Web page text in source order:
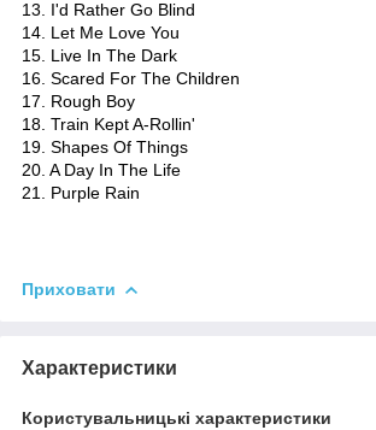
13. I'd Rather Go Blind
14. Let Me Love You
15. Live In The Dark
16. Scared For The Children
17. Rough Boy
18. Train Kept A-Rollin'
19. Shapes Of Things
20. A Day In The Life
21. Purple Rain
Приховати
Характеристики
Користувальницькі характеристики